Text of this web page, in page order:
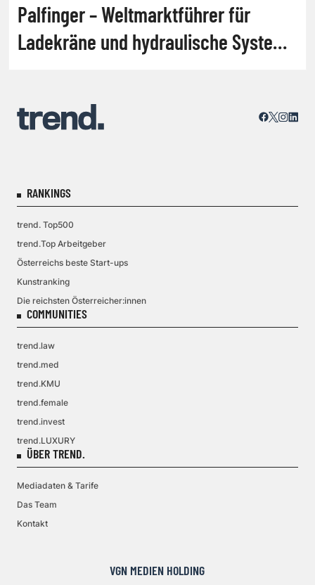
Palfinger – Weltmarktführer für
Ladekräne und hydraulische Systeme
RANKINGS
trend. Top500
trend.Top Arbeitgeber
Österreichs beste Start-ups
Kunstranking
Die reichsten Österreicher:innen
COMMUNITIES
trend.law
trend.med
trend.KMU
trend.female
trend.invest
trend.LUXURY
ÜBER TREND.
Mediadaten & Tarife
Das Team
Kontakt
VGN MEDIEN HOLDING